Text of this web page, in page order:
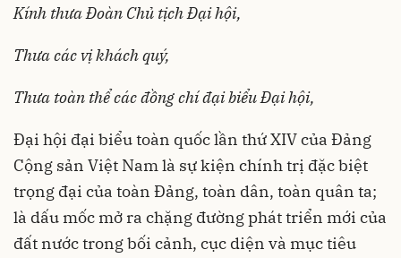
Kính thưa Đoàn Chủ tịch Đại hội,
Thưa các vị khách quý,
Thưa toàn thể các đồng chí đại biểu Đại hội,
Đại hội đại biểu toàn quốc lần thứ XIV của Đảng
Cộng sản Việt Nam là sự kiện chính trị đặc biệt
trọng đại của toàn Đảng, toàn dân, toàn quân ta;
là dấu mốc mở ra chặng đường phát triển mới của
đất nước trong bối cảnh, cục diện và mục tiêu